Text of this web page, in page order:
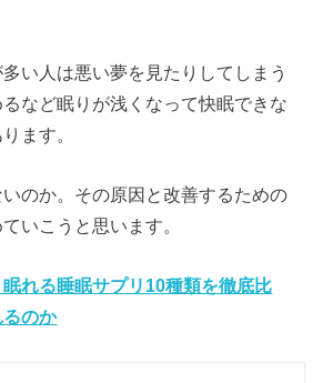
い人は悪い夢を見たりしてしまう
など眠りが浅くなって快眠できな
ます。
のか。その原因と改善するための
いこうと思います。
眠れる睡眠サプリ10種類を徹底比
のか